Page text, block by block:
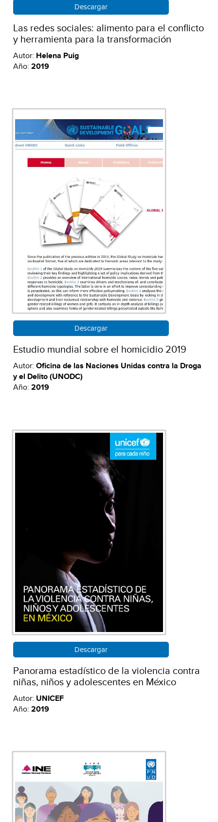
Descargar
Las redes sociales: alimento para el conflicto
y herramienta para la transformación
Autor: Helena Puig
Año: 2019
Descargar
Estudio mundial sobre el homicidio 2019
Autor: Oficina de las Naciones Unidas contra la Droga
y el Delito (UNODC)
Año: 2019
Descargar
Panorama estadístico de la violencia contra
niñas, niños y adolescentes en México
Autor: UNICEF
Año: 2019